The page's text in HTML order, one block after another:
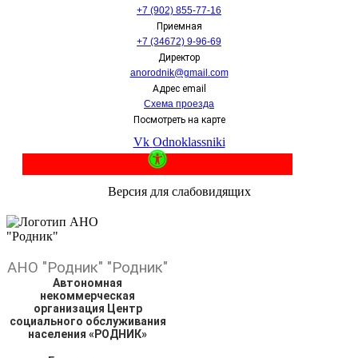
+7 (902) 855-77-16
Приемная
+7 (34672) 9-96-69
Директор
anorodnik@gmail.com
Адрес email
Схема проезда
Посмотреть на карте
Vk Odnoklassniki
Версия для слабовидящих
АНО "Родник" "Родник"
Автономная
некоммерческая
организация Центр
социального обслуживания
населения «РОДНИК»